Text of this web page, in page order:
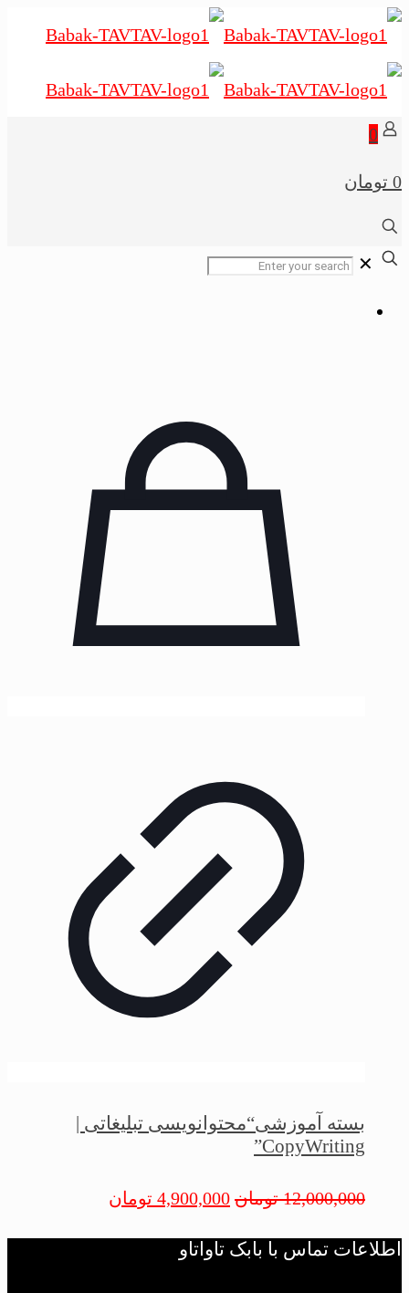
0
0 تومان
✕
بسته آموزشی“محتوانویسی تبلیغاتی |
CopyWriting”
12,000,000 تومان 4,900,000 تومان
اطلاعات تماس با بابک تاواتاو